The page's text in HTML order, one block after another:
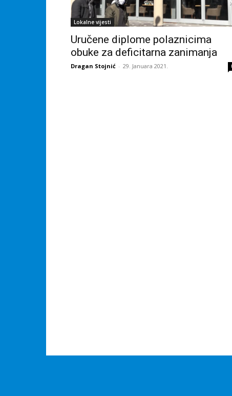
Lokalne vijesti
Uručene diplome polaznicima
obuke za deficitarna zanimanja
Dragan Stojnić - 29. Januara 2021.